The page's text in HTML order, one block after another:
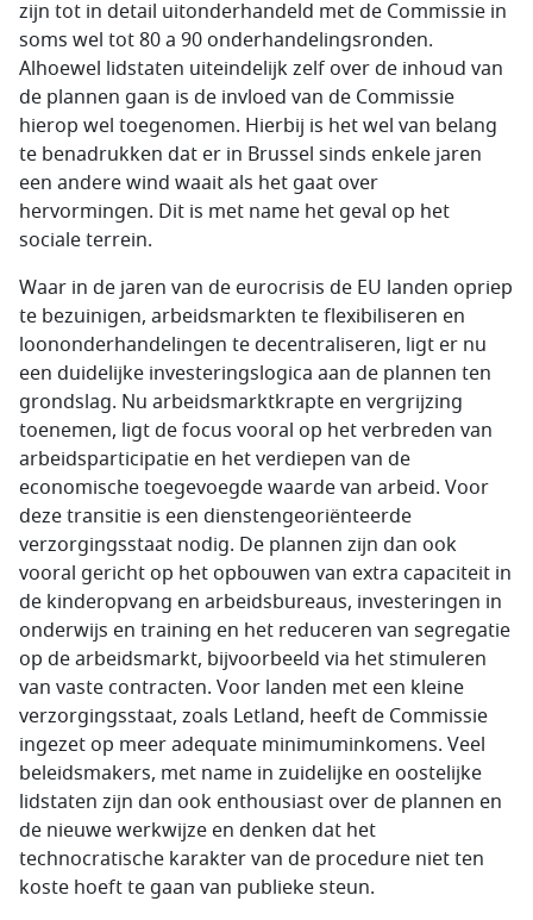
zijn tot in detail uitonderhandeld met de Commissie in
soms wel tot 80 a 90 onderhandelingsronden.
Alhoewel lidstaten uiteindelijk zelf over de inhoud van
de plannen gaan is de invloed van de Commissie
hierop wel toegenomen. Hierbij is het wel van belang
te benadrukken dat er in Brussel sinds enkele jaren
een andere wind waait als het gaat over
hervormingen. Dit is met name het geval op het
sociale terrein.
Waar in de jaren van de eurocrisis de EU landen opriep
te bezuinigen, arbeidsmarkten te flexibiliseren en
loononderhandelingen te decentraliseren, ligt er nu
een duidelijke investeringslogica aan de plannen ten
grondslag. Nu arbeidsmarktkrapte en vergrijzing
toenemen, ligt de focus vooral op het verbreden van
arbeidsparticipatie en het verdiepen van de
economische toegevoegde waarde van arbeid. Voor
deze transitie is een dienstengeoriënteerde
verzorgingsstaat nodig. De plannen zijn dan ook
vooral gericht op het opbouwen van extra capaciteit in
de kinderopvang en arbeidsbureaus, investeringen in
onderwijs en training en het reduceren van segregatie
op de arbeidsmarkt, bijvoorbeeld via het stimuleren
van vaste contracten. Voor landen met een kleine
verzorgingsstaat, zoals Letland, heeft de Commissie
ingezet op meer adequate minimuminkomens. Veel
beleidsmakers, met name in zuidelijke en oostelijke
lidstaten zijn dan ook enthousiast over de plannen en
de nieuwe werkwijze en denken dat het
technocratische karakter van de procedure niet ten
koste hoeft te gaan van publieke steun.